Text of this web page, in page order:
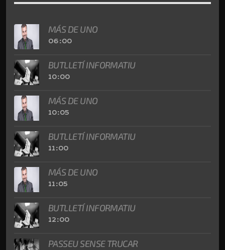
MÁS DE UNO
06:00
BUTLLETÍ INFORMATIU
10:00
MÁS DE UNO
10:05
BUTLLETÍ INFORMATIU
11:00
MÁS DE UNO
11:05
BUTLLETÍ INFORMATIU
12:00
PASSEU SENSE TRUCAR